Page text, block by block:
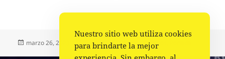
Publicado
marzo 26, 2023 Autor
Fuente Categorías
Partidos Políticos
Nuestro sitio web utiliza cookies
para brindarte la mejor